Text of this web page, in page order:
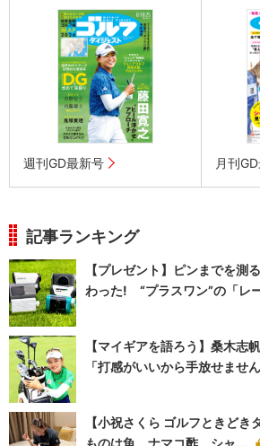
週刊GD最新号 月刊
記事ランキング
【プレゼント】ピンまでを測
わった! “プラスワン”の「レ
【マイギアを語ろう】桑木
「打感がいいから手放せません
【小祝さくら ゴルフときど
ものは魚、ナマコ酢、シャ...